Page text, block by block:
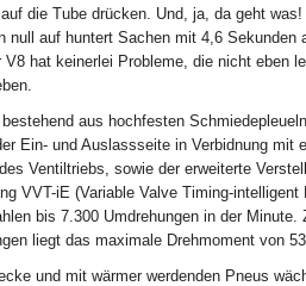
die Tube drücken. Und, ja, da geht was!
null auf huntert Sachen mit 4,6 Sekunden
hat keinerlei Probleme, die nicht eben
aus hochfesten
Ein- und Auslassseite in Verbidnung mit
Ventiltriebs, sowie der erweiterte
VVT-iE (Variable Valve Timing-intelligent
bis 7.300 Umdrehungen in der Minute.
liegt das maximale Drehmoment von
und mit wärmer werdenden Pneus